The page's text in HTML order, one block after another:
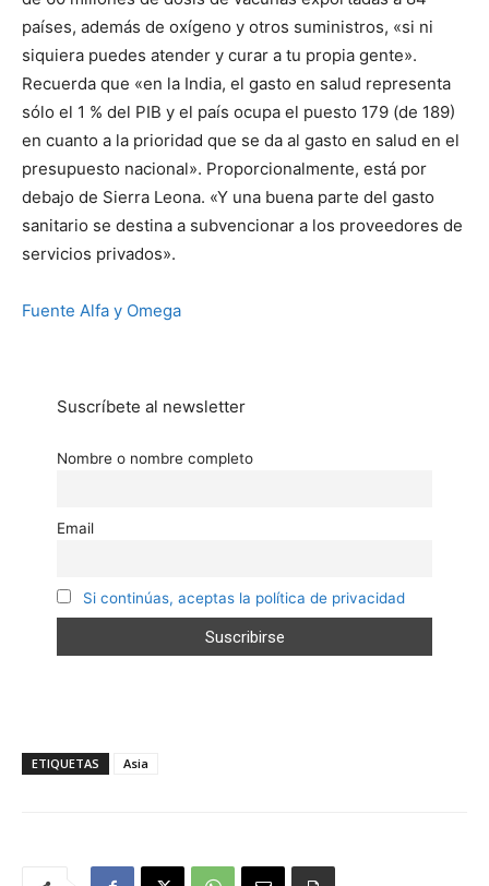
países, además de oxígeno y otros suministros, «si ni
siquiera puedes atender y curar a tu propia gente».
Recuerda que «en la India, el gasto en salud representa
sólo el 1 % del PIB y el país ocupa el puesto 179 (de 189)
en cuanto a la prioridad que se da al gasto en salud en el
presupuesto nacional». Proporcionalmente, está por
debajo de Sierra Leona. «Y una buena parte del gasto
sanitario se destina a subvencionar a los proveedores de
servicios privados».
Fuente Alfa y Omega
Suscríbete al newsletter
Nombre o nombre completo
Email
Si continúas, aceptas la política de privacidad
ETIQUETAS Asia